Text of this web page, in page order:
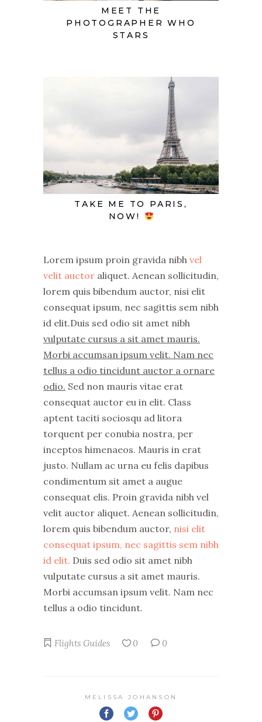
MEET THE
PHOTOGRAPHER WHO
STARS
TAKE ME TO PARIS,
NOW!
Lorem ipsum proin gravida nibh vel
velit auctor aliquet. Aenean sollicitudin,
lorem quis bibendum auctor, nisi elit
consequat ipsum, nec sagittis sem nibh
id elit.Duis sed odio sit amet nibh
vulputate cursus a sit amet mauris.
Morbi accumsan ipsum velit. Nam nec
tellus a odio tincidunt auctor a ornare
odio. Sed non mauris vitae erat
consequat auctor eu in elit. Class
aptent taciti sociosqu ad litora
torquent per conubia nostra, per
inceptos himenaeos. Mauris in erat
justo. Nullam ac urna eu felis dapibus
condimentum sit amet a augue
consequat elis. Proin gravida nibh vel
velit auctor aliquet. Aenean sollicitudin,
lorem quis bibendum auctor, nisi elit
consequat ipsum, nec sagittis sem nibh
id elit. Duis sed odio sit amet nibh
vulputate cursus a sit amet mauris.
Morbi accumsan ipsum velit. Nam nec
tellus a odio tincidunt.
Flights Guides 0 0
MELISSA JOHANSON